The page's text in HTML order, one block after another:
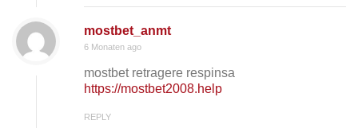
mostbet_anmt
6 Monaten ago
mostbet retragere respinsa
https://mostbet2008.help
REPLY